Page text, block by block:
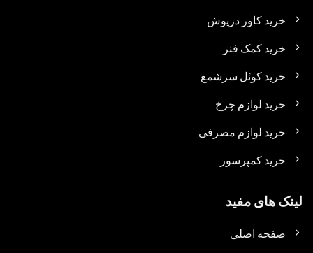
خرید کاور درپوش
خرید کمک فنر
خرید کوئل سرشمع
خرید لوازم چرخ
خرید لوازم مصرفی
خرید کمپرسور
لینک های مفید
صفحه اصلی